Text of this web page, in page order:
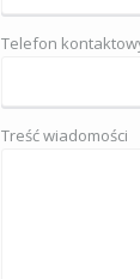
Telefon
Treść wiadomości